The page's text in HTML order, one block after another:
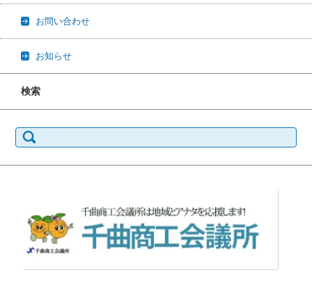
お問い合わせ
お知らせ
検索
索: